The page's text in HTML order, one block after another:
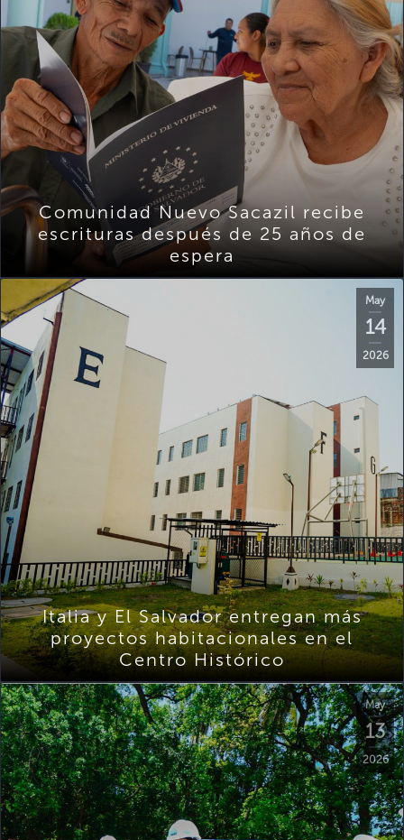
Comunidad Nuevo Sacazil recibe
escrituras después de 25 años de
espera
May
14
2026
Italia y El Salvador entregan más
proyectos habitacionales en el
Centro Histórico
May
13
2026